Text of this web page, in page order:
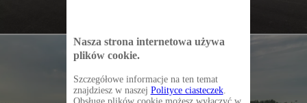
Nasza strona internetowa używa
plików cookie.
Szczegółowe informacje na ten temat
znajdziesz w naszej Polityce ciasteczek.